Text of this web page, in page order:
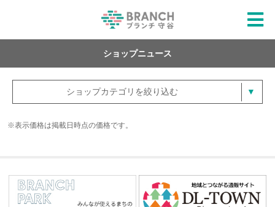
ショップニュース
ショップカテゴリを絞り込む
※表示価格は掲載日時点の価格です。